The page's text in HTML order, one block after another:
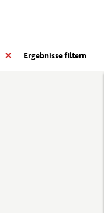
Ergebnisse filtern